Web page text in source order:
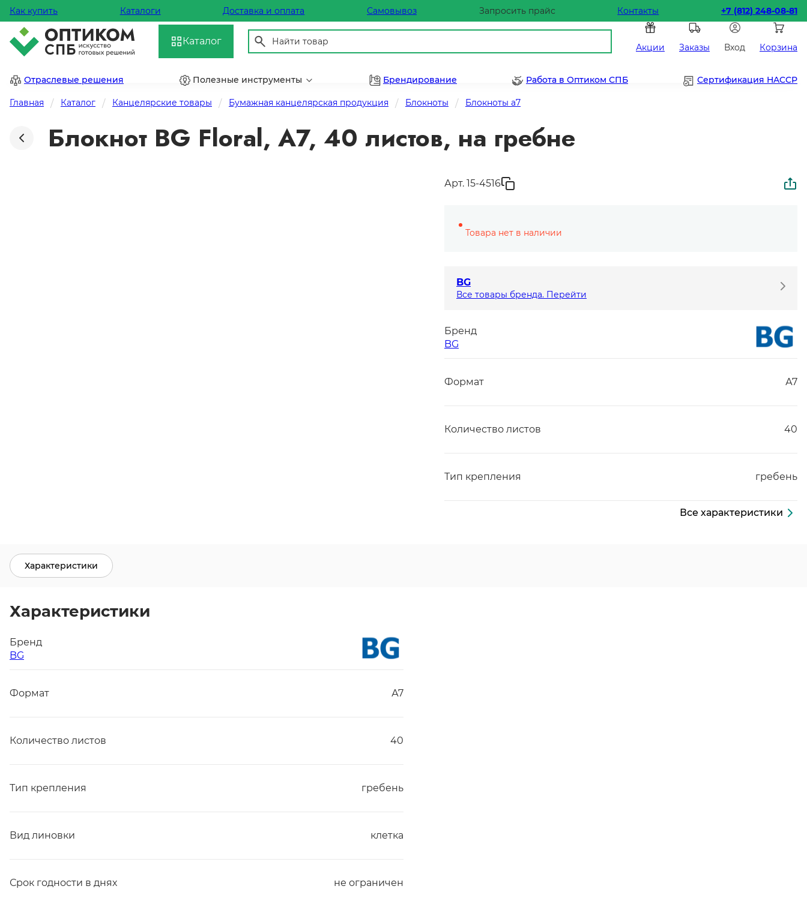
Как купить Каталоги Доставка и оплата Самовывоз Запросить прайс Контакты +7 (812) 248-08-81
Каталог
Акции Заказы Вход Корзина
Отраслевые решения Полезные инструменты Брендирование Работа в Оптиком СПБ Сертификация HACCP
Главная Каталог Канцелярские товары Бумажная канцелярская продукция Блокноты Блокноты а7
Блокнот BG Floral, А7, 40 листов, на гребне
Арт. 15-4516
Товара нет в наличии
BG
Все товары бренда. Перейти
Бренд
BG
Формат А7
Количество листов 40
Тип крепления гребень
Все характеристики
Характеристики
Характеристики
Бренд
BG
Формат А7
Количество листов 40
Тип крепления гребень
Вид линовки клетка
Срок годности в днях не ограничен